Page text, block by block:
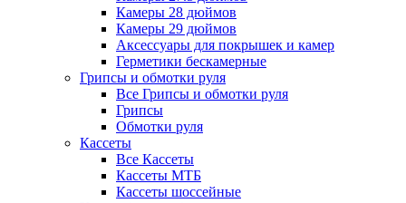
Камеры 28 дюймов
Камеры 29 дюймов
Аксессуары для покрышек и камер
Герметики бескамерные
Грипсы и обмотки руля
Все Грипсы и обмотки руля
Грипсы
Обмотки руля
Кассеты
Все Кассеты
Кассеты МТБ
Кассеты шоссейные